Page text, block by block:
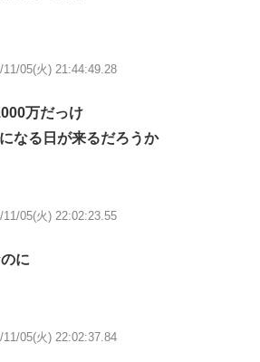
11/05(火) 21:44:49.28
万だっけ
なる日が来るだろうか
11/05(火) 22:02:23.55
に
11/05(火) 22:02:37.84